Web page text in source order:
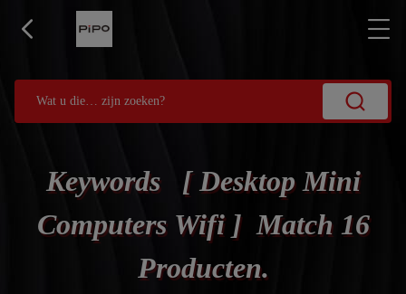
Keywords [ Desktop Mini
Computers Wifi ] Match 16
Producten.